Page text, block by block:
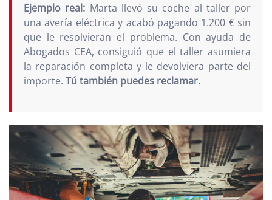
Ejemplo real: Marta llevó su coche al taller por
una avería eléctrica y acabó pagando 1.200 € sin
que le resolvieran el problema. Con ayuda de
Abogados CEA, consiguió que el taller asumiera
la reparación completa y le devolviera parte del
importe. Tú también puedes reclamar.